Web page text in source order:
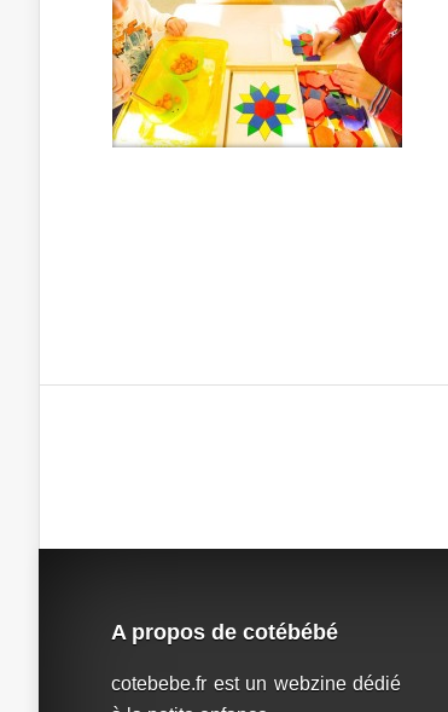
A propos de cotébébé
cotebebe.fr est un webzine dédié